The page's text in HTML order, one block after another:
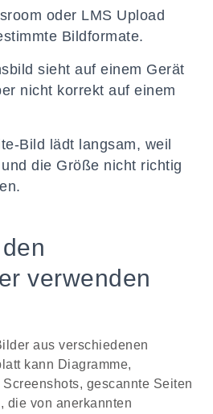
oder LMS Upload
Bildformate.
sieht auf einem Gerät
nicht korrekt auf einem
Bild lädt langsam, weil
die Größe nicht richtig
verwenden
aus verschiedenen
kann Diagramme,
gescannte Seiten
die von anerkannten